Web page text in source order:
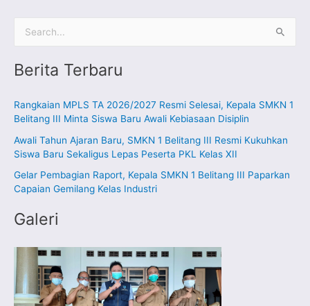
u
t
k
Berita Terbaru
Rangkaian MPLS TA 2026/2027 Resmi Selesai, Kepala SMKN 1
Belitang III Minta Siswa Baru Awali Kebiasaan Disiplin
Awali Tahun Ajaran Baru, SMKN 1 Belitang III Resmi Kukuhkan
Siswa Baru Sekaligus Lepas Peserta PKL Kelas XII
Gelar Pembagian Raport, Kepala SMKN 1 Belitang III Paparkan
Capaian Gemilang Kelas Industri
Galeri